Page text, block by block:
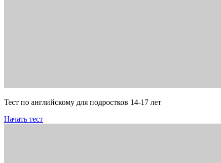
Тест по английскому для подростков 14-17 лет
Начать тест